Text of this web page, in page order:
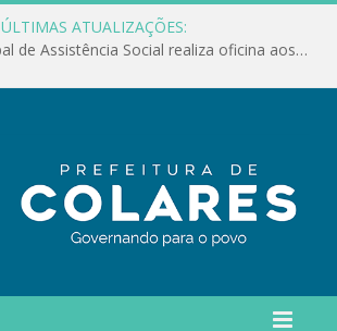
ÚLTIMAS ATUALIZAÇÕES:
Conselho Municipal de Assistência Social realiza oficina aos servidores